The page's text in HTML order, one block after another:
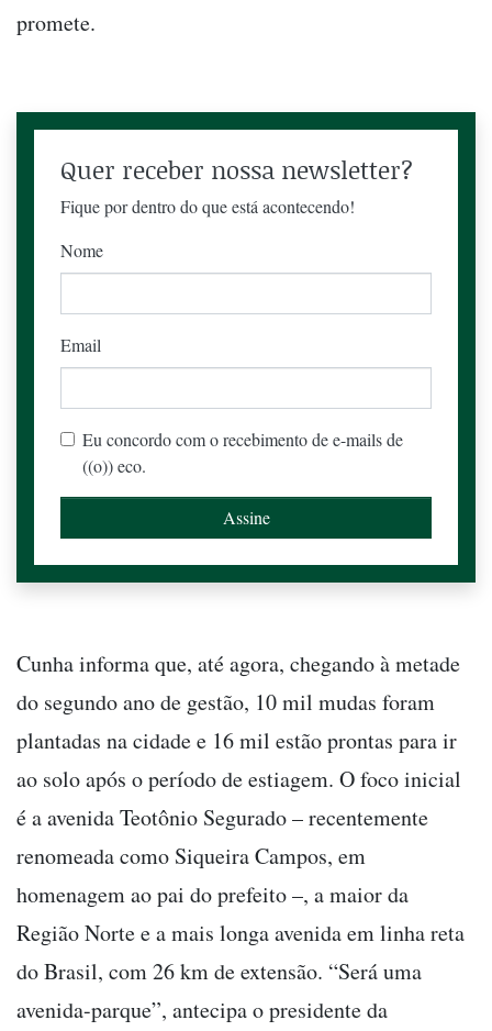
promete.
Quer receber nossa newsletter?
Fique por dentro do que está acontecendo!
Nome
Email
Eu concordo com o recebimento de e-mails de
((o)) eco.
Cunha informa que, até agora, chegando à metade
do segundo ano de gestão, 10 mil mudas foram
plantadas na cidade e 16 mil estão prontas para ir
ao solo após o período de estiagem. O foco inicial
é a avenida Teotônio Segurado – recentemente
renomeada como Siqueira Campos, em
homenagem ao pai do prefeito –, a maior da
Região Norte e a mais longa avenida em linha reta
do Brasil, com 26 km de extensão. “Será uma
avenida-parque”, antecipa o presidente da